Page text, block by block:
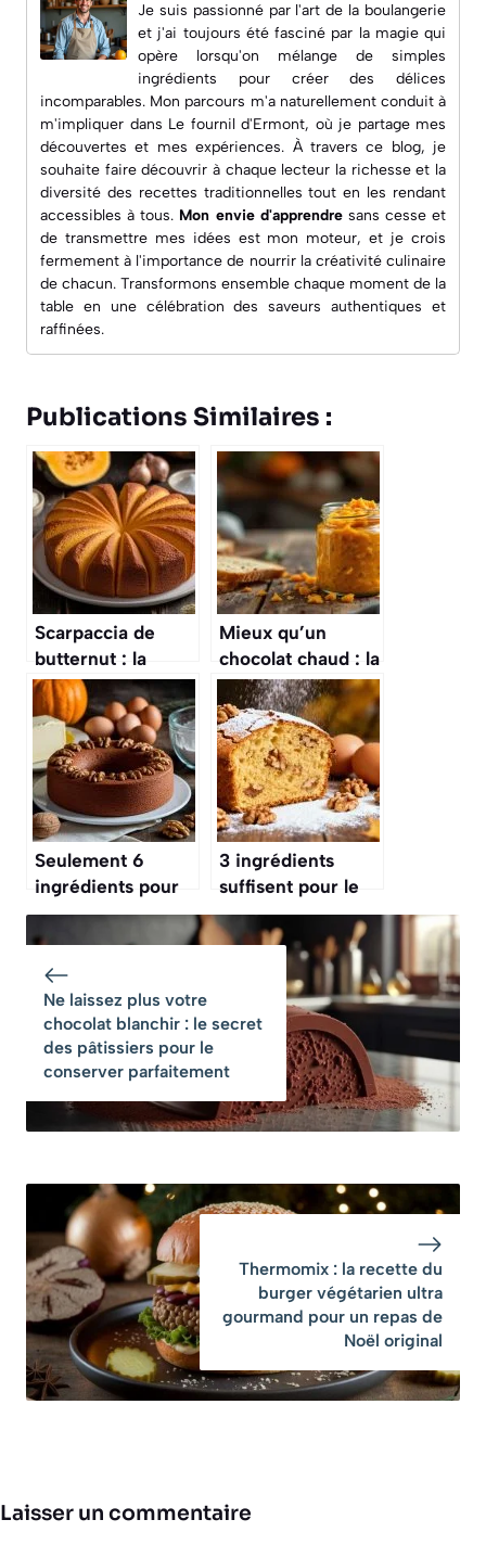
Je suis passionné par l'art de la boulangerie
et j'ai toujours été fasciné par la magie qui
opère lorsqu'on mélange de simples
ingrédients pour créer des délices
incomparables. Mon parcours m'a naturellement conduit à
m'impliquer dans Le fournil d'Ermont, où je partage mes
découvertes et mes expériences. À travers ce blog, je
souhaite faire découvrir à chaque lecteur la richesse et la
diversité des recettes traditionnelles tout en les rendant
accessibles à tous. Mon envie d'apprendresans cesse et
de transmettre mes idées est mon moteur, et je crois
fermement à l'importance de nourrir la créativité culinaire
de chacun. Transformons ensemble chaque moment de la
table en une célébration des saveurs authentiques et
raffinées.
Publications Similaires :
Scarpaccia de
butternut : la
recette secrète
pour qu’elle soit
dorée dehors et
moelleuse dedans
Mieux qu’un
chocolat chaud : la
tartinade de
courge rôtie est le
réconfort ultime
de novembre
Seulement 6
ingrédients pour
le cake aux noix le
plus moelleux de
l’automne !
3 ingrédients
suffisent pour le
cake aux noix le
plus gourmand
des goûters
d’automne
Ne laissez plus votre
chocolat blanchir : le secret
des pâtissiers pour le
conserver parfaitement
Thermomix : la recette du
burger végétarien ultra
gourmand pour un repas de
Noël original
Laisser un commentaire